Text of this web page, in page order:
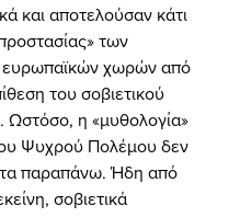
και αποτελούσαν κάτι
των
ευρωπαϊκών χωρών από
του σοβιετικού
Ωστόσο, η «μυθολογία»
Ψυχρού Πολέμου δεν
παραπάνω. Ήδη από
σοβιετικά